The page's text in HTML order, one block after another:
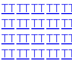
TTTTTTTT
TTTTTTTT
TTTTTTTT
TTTTTTTT